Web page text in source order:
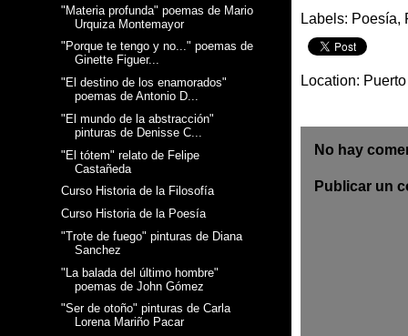
Labels: Poesía,
Location:
No hay
Publicar un
"Materia profunda" poemas de Mario
Urquiza Montemayor
"Porque te tengo y no..." poemas de
Ginette Figuer...
"El destino de los enamorados"
poemas de Antonio D...
"El mundo de la abstracción"
pinturas de Denisse C...
"El tótem" relato de Felipe
Castañeda
Curso Historia de la Filosofía
Curso Historia de la Poesía
"Trote de fuego" pinturas de Diana
Sanchez
"La balada del último hombre"
poemas de John Gómez
"Ser de otoño" pinturas de Carla
Lorena Mariño Pacar